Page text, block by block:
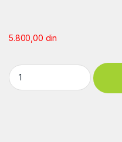
5.800,00 din
LOVAČKA ČIZMA TIGAR